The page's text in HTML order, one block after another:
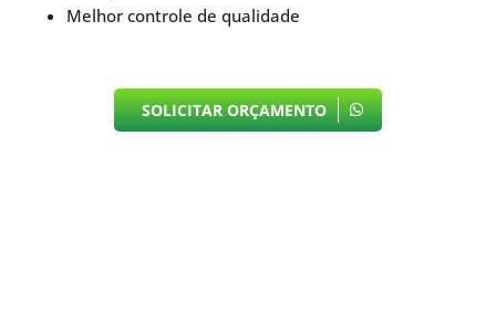
Melhor controle de qualidade
SOLICITAR ORÇAMENTO